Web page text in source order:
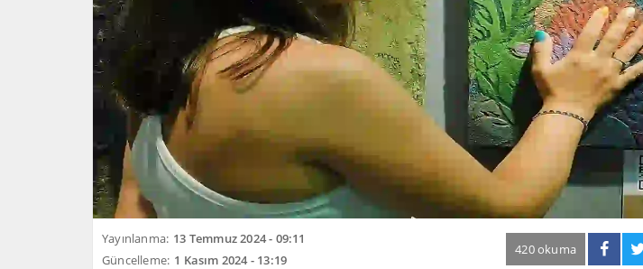
Yayınlanma: 13 Temmuz 2024 - 09:11
Güncelleme: 1 Kasım 2024 - 13:19
420 okuma